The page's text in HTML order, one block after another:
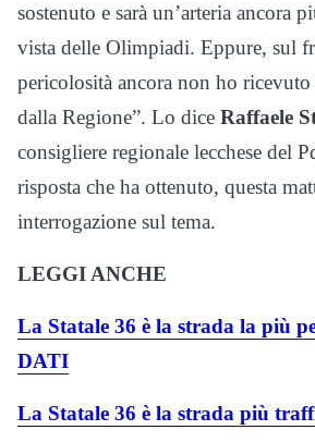
sostenuto e sarà un’arteria ancora
vista delle Olimpiadi. Eppure, sul
pericolosità ancora non ho ricevuto
dalla Regione”. Lo dice Raffaele
consigliere regionale lecchese del
risposta che ha ottenuto, questa
interrogazione sul tema.
LEGGI ANCHE
La Statale 36 è la strada la più
DATI
La Statale 36 è la strada più